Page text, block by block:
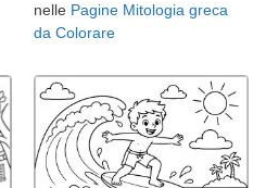
nelle Pagine Mitologia greca
da Colorare